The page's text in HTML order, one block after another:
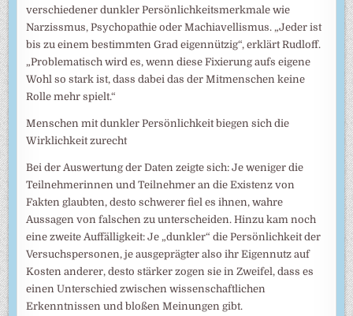
verschiedener dunkler Persönlichkeitsmerkmale wie
Narzissmus, Psychopathie oder Machiavellismus. „Jeder ist
bis zu einem bestimmten Grad eigennützig“, erklärt Rudloff.
„Problematisch wird es, wenn diese Fixierung aufs eigene
Wohl so stark ist, dass dabei das der Mitmenschen keine
Rolle mehr spielt.“
Menschen mit dunkler Persönlichkeit biegen sich die
Wirklichkeit zurecht
Bei der Auswertung der Daten zeigte sich: Je weniger die
Teilnehmerinnen und Teilnehmer an die Existenz von
Fakten glaubten, desto schwerer fiel es ihnen, wahre
Aussagen von falschen zu unterscheiden. Hinzu kam noch
eine zweite Auffälligkeit: Je „dunkler“ die Persönlichkeit der
Versuchspersonen, je ausgeprägter also ihr Eigennutz auf
Kosten anderer, desto stärker zogen sie in Zweifel, dass es
einen Unterschied zwischen wissenschaftlichen
Erkenntnissen und bloßen Meinungen gibt.